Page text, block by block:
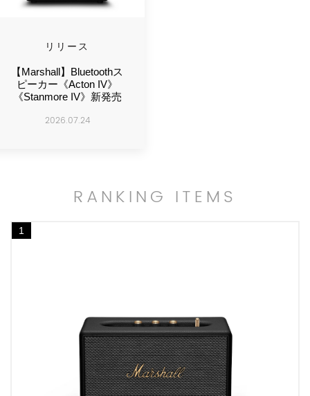
リリース
【Marshall】Bluetoothス
ピーカー《Acton IV》
《Stanmore IV》新発売
2026.07.24
RANKING ITEMS
1